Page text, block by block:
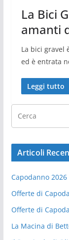
La Bici
amanti
La bici gravel
ed è entrata
Leggi tutto
Articoli
Capodanno
Offerte di
Offerte di
La Macina di